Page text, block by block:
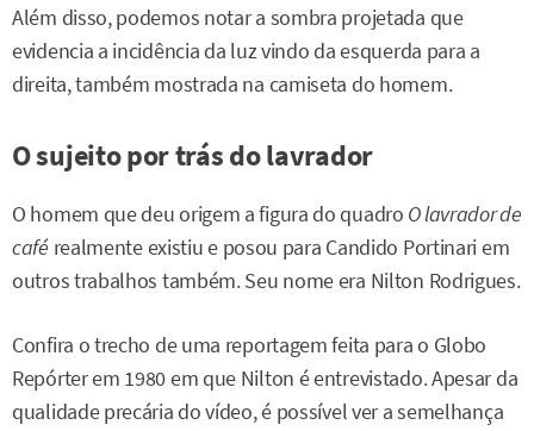
Além disso, podemos notar a sombra projetada que
evidencia a incidência da luz vindo da esquerda para a
direita, também mostrada na camiseta do homem.
O sujeito por trás do lavrador
O homem que deu origem a figura do quadro O lavrador de
caférealmente existiu e posou para Candido Portinari em
outros trabalhos também. Seu nome era Nilton Rodrigues.
Confira o trecho de uma reportagem feita para o Globo
Repórter em 1980 em que Nilton é entrevistado. Apesar da
qualidade precária do vídeo, é possível ver a semelhança